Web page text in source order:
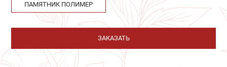
ПАМЯТНИК ПОЛИМЕР
ЗАКАЗАТЬ